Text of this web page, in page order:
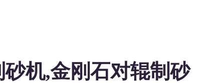
机,金刚石对辊制砂